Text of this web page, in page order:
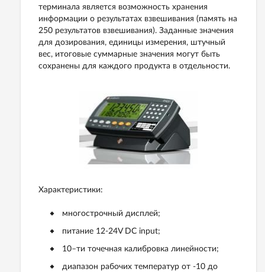
терминала является возможность хранения
информации о результатах взвешивания (память на
250 результатов взвешивания). Заданные значения
для дозирования, единицы измерения, штучный
вес, итоговые суммарные значения могут быть
сохранены для каждого продукта в отдельности.
Характеристики:
многострочный дисплей;
питание 12-24V DC input;
10–ти точечная калибровка линейности;
диапазон рабочих температур от -10 до